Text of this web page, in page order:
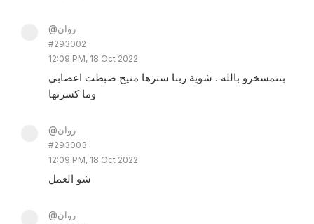
@روان
#293002
12:09 PM, 18 Oct 2022
بتتمسخرو بالله . شوية ربنا سترها منيح ضبطت اعصابي
وما كسرتها
@روان
#293003
12:09 PM, 18 Oct 2022
شو العمل
@روان